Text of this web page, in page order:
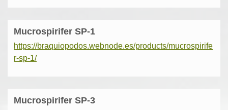
Mucrospirifer SP-1
https://braquiopodos.webnode.es/products/mucrospirife
r-sp-1/
Mucrospirifer SP-3